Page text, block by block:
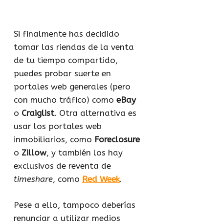
Si finalmente has decidido
tomar las riendas de la venta
de tu tiempo compartido,
puedes probar suerte en
portales web generales (pero
con mucho tráfico) como eBay
o Craiglist. Otra alternativa es
usar los portales web
inmobiliarios, como Foreclosure
o Zillow, y también los hay
exclusivos de reventa de
timeshare, como Red Week.
Pese a ello, tampoco deberías
renunciar a utilizar medios